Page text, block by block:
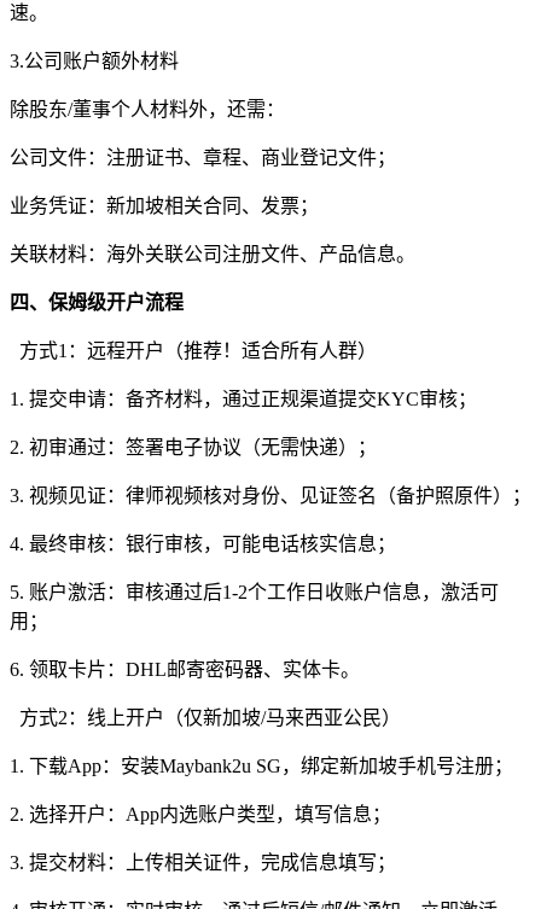
速。
3.公司账户额外材料
除股东/董事个人材料外，还需：
公司文件：注册证书、章程、商业登记文件；
业务凭证：新加坡相关合同、发票；
关联材料：海外关联公司注册文件、产品信息。
四、保姆级开户流程
方式1：远程开户（推荐！适合所有人群）
1. 提交申请：备齐材料，通过正规渠道提交KYC审核；
2. 初审通过：签署电子协议（无需快递）；
3. 视频见证：律师视频核对身份、见证签名（备护照原件）；
4. 最终审核：银行审核，可能电话核实信息；
5. 账户激活：审核通过后1-2个工作日收账户信息，激活可
用；
6. 领取卡片：DHL邮寄密码器、实体卡。
方式2：线上开户（仅新加坡/马来西亚公民）
1. 下载App：安装Maybank2u SG，绑定新加坡手机号注册；
2. 选择开户：App内选账户类型，填写信息；
3. 提交材料：上传相关证件，完成信息填写；